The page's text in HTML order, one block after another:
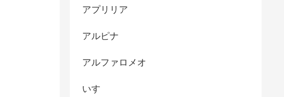
アプリリア
アルピナ
アルファロメオ
いすゞ